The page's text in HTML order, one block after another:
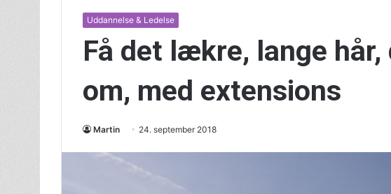
Uddannelse & Ledelse
Få det lækre, lange
om, med extensions
Martin 24. september 2018